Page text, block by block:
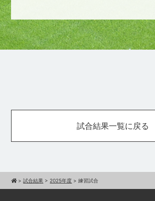
試合結果一覧に戻る
>試合結果 > 2025年度 >練習試合